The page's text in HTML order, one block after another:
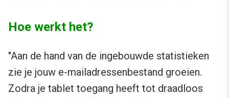
Hoe werkt het?
"Aan de hand van de ingebouwde statistieken
zie je jouw e-mailadressenbestand groeien.
Zodra je tablet toegang heeft tot draadloos